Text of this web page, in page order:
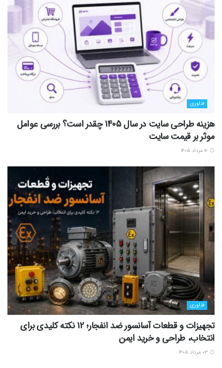
فناوری
هزینه طراحی سایت در سال 1405 چقدر است؟ بررسی عوامل
موثر بر قیمت سایت
فناوری
تجهیزات و قطعات آسانسور ضد انفجار؛ 12 نکته کلیدی برای
انتخاب، طراحی و خرید ایمن